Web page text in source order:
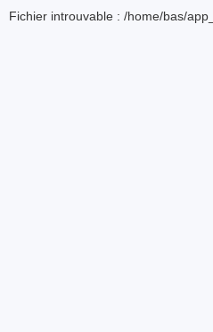
Fichier introuvable : /home/bas/